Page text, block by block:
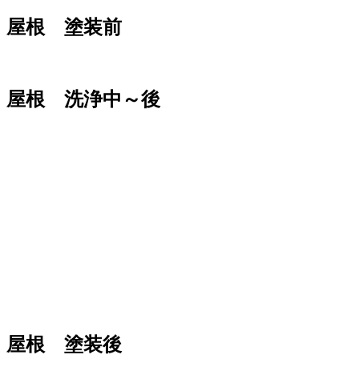
屋根 塗装前
屋根 洗浄中～後
屋根 塗装後